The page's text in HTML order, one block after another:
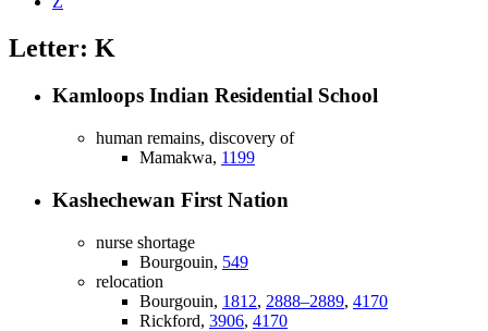
Letter: K
Kamloops Indian Residential School
human remains, discovery of
Mamakwa, 1199
Kashechewan First Nation
nurse shortage
Bourgouin, 549
relocation
Bourgouin, 1812, 2888–2889, 4170
Rickford, 3906, 4170